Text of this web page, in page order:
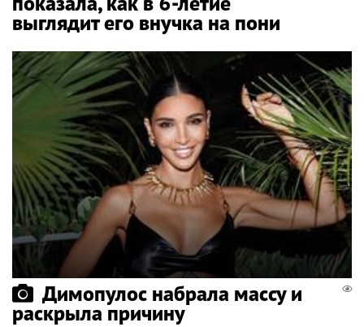
выглядит его внучка на пони
Димопулос набрала массу и
раскрыла причину